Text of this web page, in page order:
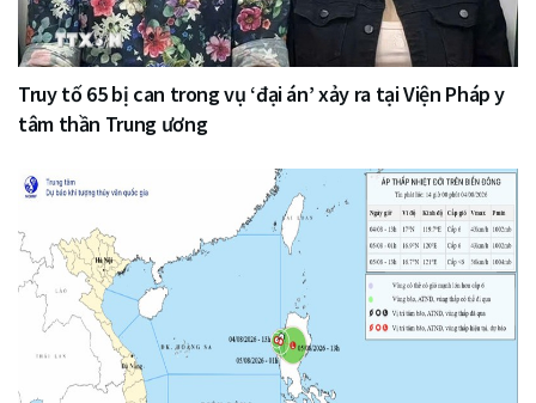
Truy tố 65 bị can trong vụ ‘đại án’ xảy ra tại Viện Pháp y
tâm thần Trung ương